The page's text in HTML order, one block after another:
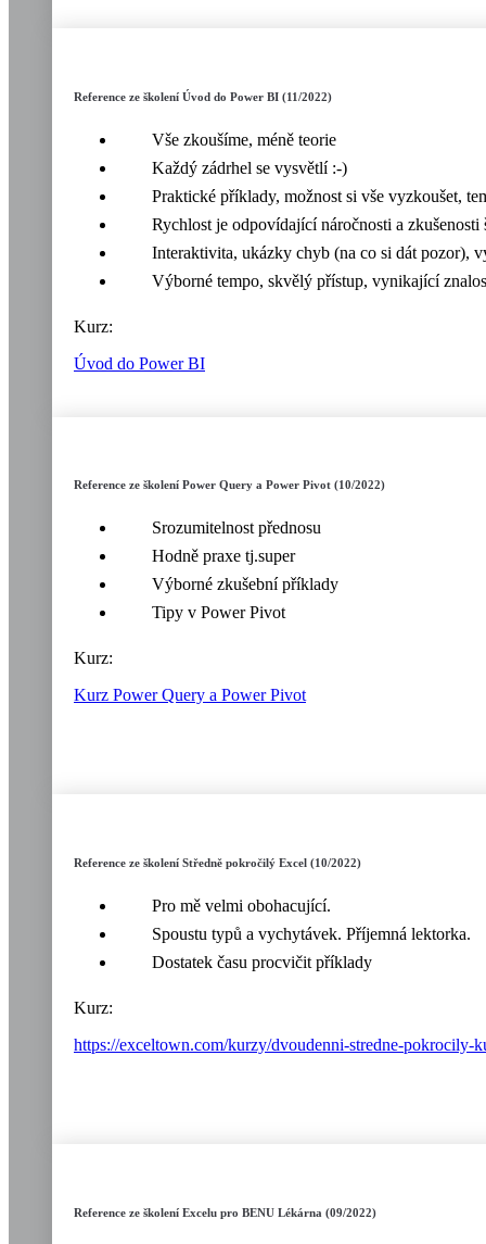
Reference ze školení Úvod do Power BI (11/2022)
Vše zkoušíme, méně teorie
Každý zádrhel se vysvětlí :-)
Praktické příklady, možnost si vše vyzkoušet,
Rychlost je odpovídající náročnosti a zkušenosti
Interaktivita, ukázky chyb (na co si dát pozor),
Výborné tempo, skvělý přístup, vynikající
Kurz:
Úvod do Power BI
Reference ze školení Power Query a Power Pivot (10/2022)
Srozumitelnost přednosu
Hodně praxe tj.super
Výborné zkušební příklady
Tipy v Power Pivot
Kurz:
Kurz Power Query a Power Pivot
Reference ze školení Středně pokročilý Excel (10/2022)
Pro mě velmi obohacující.
Spoustu typů a vychytávek. Příjemná lektorka.
Dostatek času procvičit příklady
Kurz:
https://exceltown.com/kurzy/dvoudenni-stredne-pokrocily-
Reference ze školení Excelu pro BENU Lékárna (09/2022)